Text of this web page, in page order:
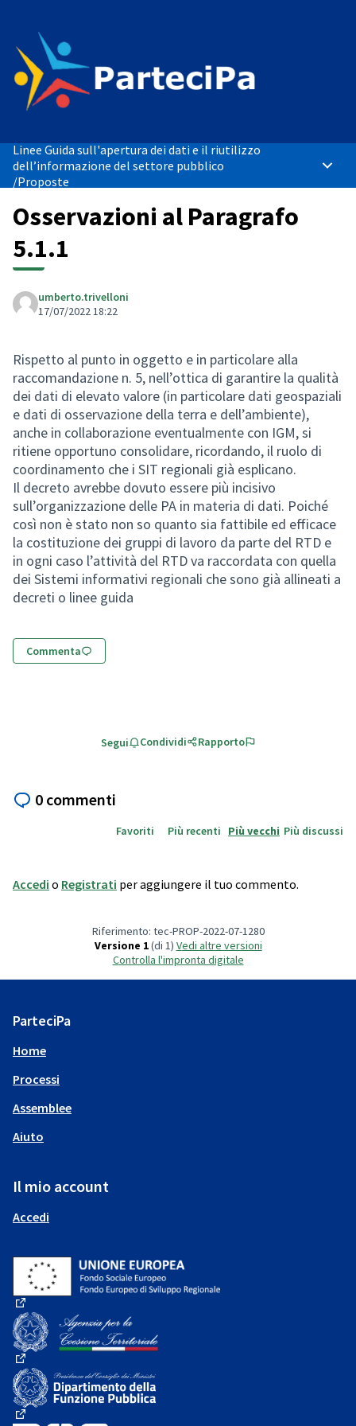
Linee Guida sull'apertura dei dati e il riutilizzo
dell’informazione del settore pubblico
/Proposte
Osservazioni al Paragrafo
5.1.1
umberto.trivelloni
17/07/2022 18:22
Rispetto al punto in oggetto e in particolare alla
raccomandazione n. 5, nell’ottica di garantire la qualità
dei dati di elevato valore (in particolare dati geospaziali
e dati di osservazione della terra e dell’ambiente),
anche in collaborazione eventualmente con IGM, si
ritiene opportuno consolidare, ricordando, il ruolo di
coordinamento che i SIT regionali già esplicano.
Il decreto avrebbe dovuto essere più incisivo
sull’organizzazione delle PA in materia di dati. Poiché
così non è stato non so quanto sia fattibile ed efficace
la costituzione dei gruppi di lavoro da parte del RTD e
in ogni caso l’attività del RTD va raccordata con quella
dei Sistemi informativi regionali che sono già allineati a
decreti o linee guida
Commenta
Segui Condividi Rapporto
0 commenti
Favoriti Più recenti Più vecchi Più discussi
Accedi o Registrati per aggiungere il tuo commento.
Riferimento: tec-PROP-2022-07-1280
Versione 1(di 1) vedi altre versioni
Controlla l'impronta digitale
ParteciPa
Home
Processi
Assemblee
Aiuto
Il mio account
Accedi
(Collegamento esterno)
(Collegamento esterno)